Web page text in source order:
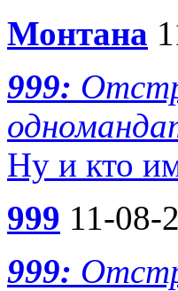
Монтана
999:
Ну и кто
999 11-08-
999: